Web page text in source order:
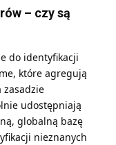
– czy są
do identyfikacji
które agregują
zasadzie
udostępniają
globalną bazę
nieznanych